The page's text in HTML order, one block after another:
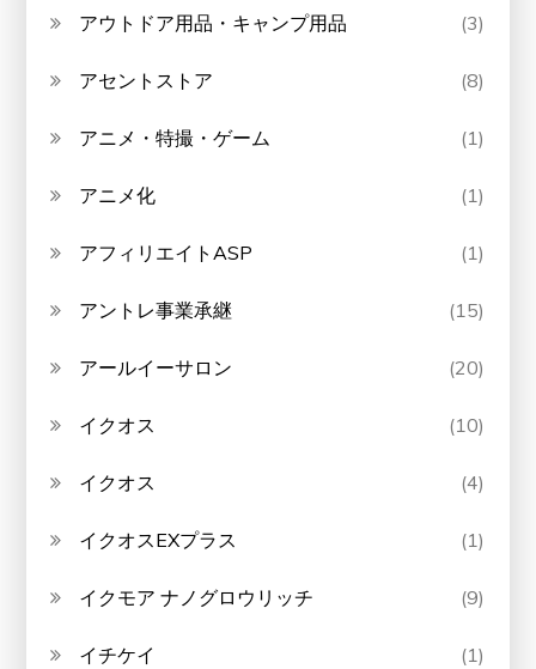
アウトドア用品・キャンプ用品 (3)
アセントストア (8)
アニメ・特撮・ゲーム (1)
アニメ化 (1)
アフィリエイトASP (1)
アントレ事業承継 (15)
アールイーサロン (20)
イクオス (10)
イクオス (4)
イクオスEXプラス (1)
イクモア ナノグロウリッチ (9)
イチケイ (1)